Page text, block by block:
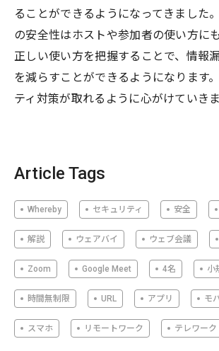
ることができるようになってきました
の安全性はホストや参加者の使い方に
正しい使い方を把握することで、情報
を減らすことができるようになります
ティ対策が取れるように心がけていきま
Article Tags
Whereby セキュリティ 安全
解説 ウェアバイ ウェブ会議
Zoom Google Meet 4名 小
時間無制限 URL アプリ モ
スマホ リモートワーク テレワーク